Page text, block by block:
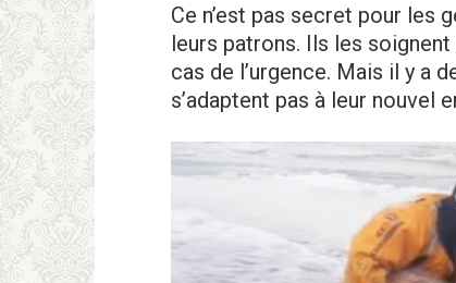
Ce n’est pas secret pour les
leurs patrons. Ils les
cas de l’urgence. Mais il y a
s’adaptent pas à leur nouvel